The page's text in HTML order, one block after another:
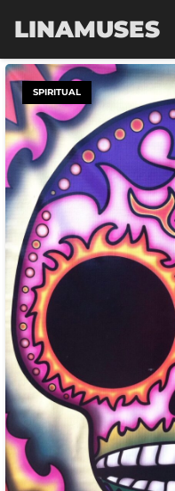
LINAMUSES
SPIRITUAL